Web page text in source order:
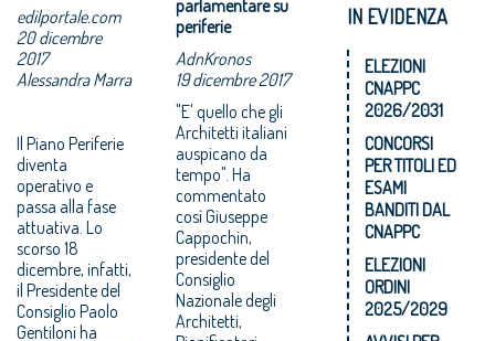
edilportale.com
20 dicembre
2017
Alessandra Marra
Il Piano Periferie
diventa
operativo e
passa alla fase
attuativa. Lo
scorso 18
dicembre, infatti,
il Presidente del
Consiglio Paolo
Gentiloni ha
parlamentare su
periferie
AdnKronos
19 dicembre 2017
"E' quello che gli
Architetti italiani
auspicano da
tempo". Ha
commentato
così Giuseppe
Cappochin,
presidente del
Consiglio
Nazionale degli
Architetti,
IN EVIDENZA
ELEZIONI
CNAPPC
2026/2031
CONCORSI
PER TITOLI ED
ESAMI
BANDITI DAL
CNAPPC
ELEZIONI
ORDINI
2025/2029